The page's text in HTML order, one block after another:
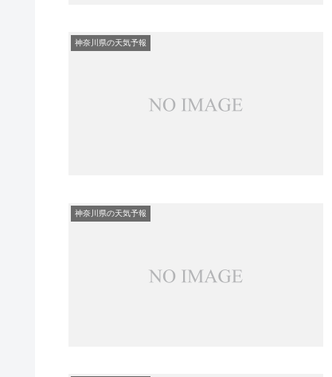
神奈川県の天気予報
神奈川県の天気予報